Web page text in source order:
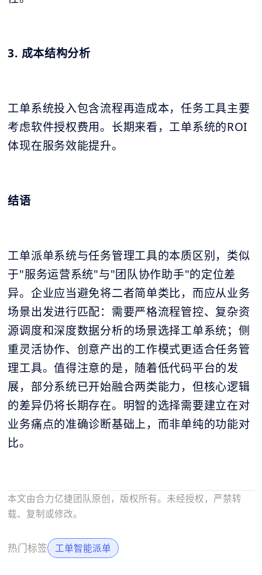
3. 成本结构分析
工单系统投入包含流程再造成本，任务工具主要
考虑软件授权费用。长期来看，工单系统的ROI
体现在服务效能提升。
结语
工单派单系统与任务管理工具的本质区别，类似
于"服务运营系统"与"团队协作助手"的定位差
异。企业应当避免将二者简单类比，而应从业务
场景出发进行匹配：需要严格流程管控、复杂资
源调度和深度数据分析的场景选择工单系统；侧
重灵活协作、创意产出的工作模式更适合任务管
理工具。值得注意的是，随着低代码平台的发
展，部分系统已开始融合两类能力，但核心逻辑
的差异仍将长期存在。明智的选择需要建立在对
业务痛点的准确诊断基础上，而非单纯的功能对
比。
本文由合力亿捷团队原创，版权所有。未经授权，严禁转
载、复制或修改。
热门标签 工单智能派单